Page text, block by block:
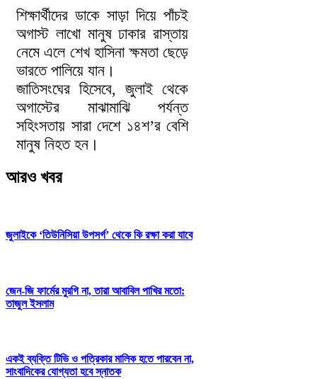
শিক্ষার্থীদের ডাকে সাড়া দিয়ে পাঁচই
অগাস্ট লাখো মানুষ ঢাকার রাস্তায়
নেমে এলে শেখ হাসিনা ক্ষমতা ছেড়ে
ভারতে পালিয়ে যান।
জাতিসংঘের হিসেবে, জুলাই থেকে
অগাস্টের মাঝামাঝি পর্যন্ত
সহিংসতায় সারা দেশে ১৪শ’র বেশি
মানুষ নিহত হন।
আরও খবর
জুলাইকে ‘তিউনিসিয়া উপসর্গ’ থেকে কি রক্ষা করা যাবে
জেন-জি ফার্মের মুরগি না, তারা আবাবিল পাখির মতো:
তাজুল ইসলাম
একই ব্যক্তি টিভি ও পত্রিকার মালিক হতে পারবেন না,
সাংবাদিকের যোগ্যতা হবে স্নাতক